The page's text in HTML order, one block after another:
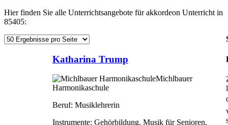
Hier finden Sie alle Unterrichtsangebote für akkordeon Unterricht in
85405:
Katharina Trump
Michlbauer
Harmonikaschule
Beruf: Musiklehrerin
Instrumente: Gehörbildung, Musik für Senioren,